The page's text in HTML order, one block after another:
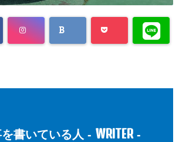
書いている人 - WRITER-